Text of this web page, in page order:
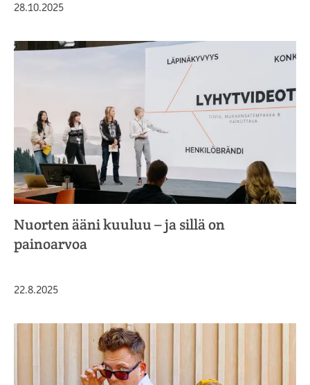
Julkaistu
28.10.2025
Nuorten ääni kuuluu – ja sillä on
painoarvoa
Julkaistu
22.8.2025